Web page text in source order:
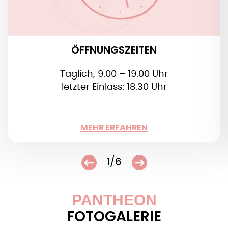
ÖFFNUNGSZEITEN
Täglich, 9.00 – 19.00 Uhr
letzter Einlass: 18.30 Uhr
MEHR ERFAHREN
WENIGER
1/6
PANTHEON
FOTOGALERIE